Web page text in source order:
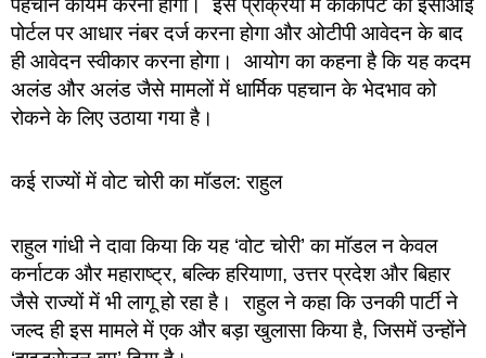
पहचान कायम करनी होगी। इस प्रक्रिया में कॉकपिट को ईसीआई
पोर्टल पर आधार नंबर दर्ज करना होगा और ओटीपी आवेदन के बाद
ही आवेदन स्वीकार करना होगा। आयोग का कहना है कि यह कदम
अलंड और अलंड जैसे मामलों में धार्मिक पहचान के भेदभाव को
रोकने के लिए उठाया गया है।
कई राज्यों में वोट चोरी का मॉडल: राहुल
राहुल गांधी ने दावा किया कि यह ‘वोट चोरी’ का मॉडल न केवल
कर्नाटक और महाराष्ट्र, बल्कि हरियाणा, उत्तर प्रदेश और बिहार
जैसे राज्यों में भी लागू हो रहा है। राहुल ने कहा कि उनकी पार्टी ने
जल्द ही इस मामले में एक और बड़ा खुलासा किया है, जिसमें उन्होंने